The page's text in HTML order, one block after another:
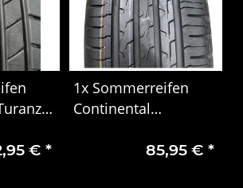
€ *
1x Sommerreifen
Continental
R16 91V XL EVc DOT
85,95 €*